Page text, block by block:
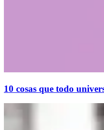
10 cosas que todo